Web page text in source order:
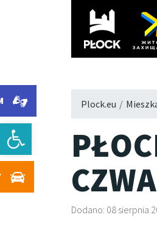
Otwórz pasek
Plock.eu /
Dodano: 08 sierpnia